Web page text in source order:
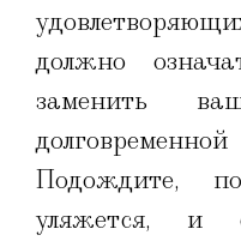
должно
заменить
Подождите,
уляжется, и